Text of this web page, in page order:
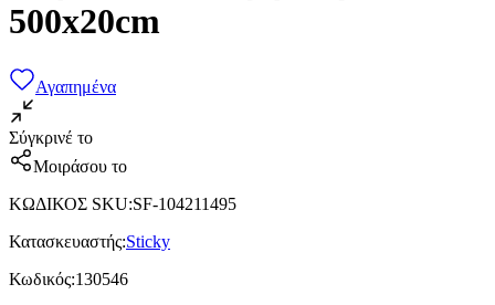
500x20cm
Αγαπημένα
Σύγκρινέ το
Μοιράσου το
ΚΩΔΙΚΟΣ SKU:SF-104211495
Κατασκευαστής:Sticky
Κωδικός:130546